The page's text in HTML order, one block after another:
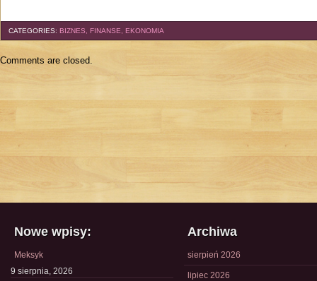
CATEGORIES: BIZNES, FINANSE, EKONOMIA
Comments are closed.
Nowe wpisy:
Meksyk
9 sierpnia, 2026
Archiwa
sierpień 2026
lipiec 2026